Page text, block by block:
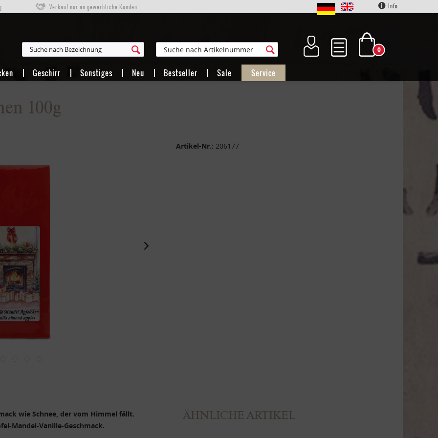
Verkauf nur an gewerbliche Kunden Info
0
Geschirr Sonstiges Neu Bestseller Sale Service
100g
Artikel-Nr.: 206177
wie Schnee, der vom Himmel fällt.
Mandel-Vanille-Geschmack.
ÄHNLICHE ARTIKEL